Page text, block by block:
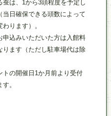
は、1から3頭程度を予定し
当日確保できる頭数によって
ります）。
込みいただいた方は入館料
ります（ただし駐車場代は除
の開催日1か月前より受付
。